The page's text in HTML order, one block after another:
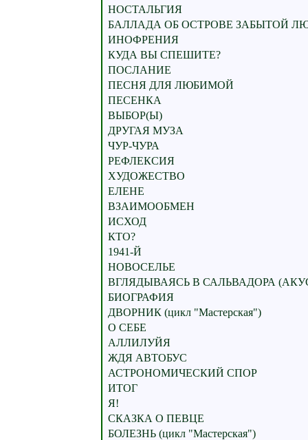
НОСТАЛЬГИЯ
БАЛЛАДА ОБ ОСТРОВЕ ЗАБЫТОЙ
ИНОФРЕНИЯ
КУДА ВЫ СПЕШИТЕ?
ПОСЛАНИЕ
ПЕСНЯ ДЛЯ ЛЮБИМОЙ
ПЕСЕНКА
ВЫБОР(Ы)
ДРУГАЯ МУЗА
ЧУР-ЧУРА
РЕФЛЕКСИЯ
ХУДОЖЕСТВО
ЕЛЕНЕ
ВЗАИМООБМЕН
ИСХОД
КТО?
1941-Й
НОВОСЕЛЬЕ
ВГЛЯДЫВАЯСЬ В САЛЬВАДОРА
БИОГРАФИЯ
ДВОРНИК (цикл "Мастерская")
О СЕБЕ
АЛЛИЛУЙЯ
ЖДЯ АВТОБУС
АСТРОНОМИЧЕСКИЙ СПОР
ИТОГ
Я!
СКАЗКА О ПЕВЦЕ
БОЛЕЗНЬ (цикл "Мастерская")